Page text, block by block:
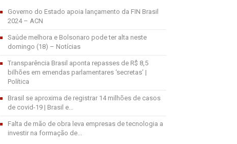
Governo do Estado apoia lançamento da FIN Brasil
2024 – ACN
Saúde melhora e Bolsonaro pode ter alta neste
domingo (18) – Notícias
Transparência Brasil aponta repasses de R$ 8,5
bilhões em emendas parlamentares ‘secretas’ |
Política
Brasil se aproxima de registrar 14 milhões de casos
de covid-19 | Brasil e...
Falta de mão de obra leva empresas de tecnologia a
investir na formação de...